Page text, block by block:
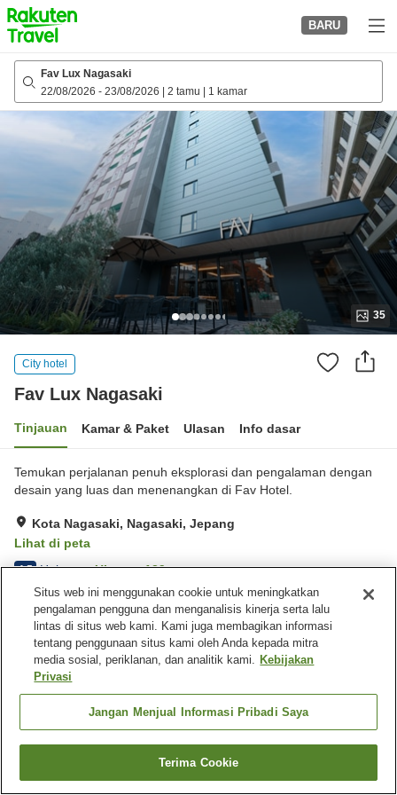
to
top
page
BARU
Fav Lux Nagasaki
22/08/2026 - 23/08/2026 2 tamu 1 kamar
35
City hotel
Fav Lux Nagasaki
Tinjauan Kamar & Paket Ulasan Info dasar
Temukan perjalanan penuh eksplorasi dan pengalaman dengan
desain yang luas dan menenangkan di Fav Hotel.
Kota Nagasaki, Nagasaki, Jepang
Lihat di peta
4.5 Hebat Ulasan:129
Fasilitas properti
Tempat parkir
Mandi jet
Sauna
Kafe
Jepang Nagasaki
Kota Nagasaki
Fav Lux Nagasaki
Cari kamar
Situs web ini menggunakan cookie untuk meningkatkan
pengalaman pengguna dan menganalisis kinerja serta lalu
lintas di situs web kami. Kami juga membagikan informasi
tentang penggunaan situs kami oleh Anda kepada mitra
media sosial, periklanan, dan analitik kami. Kebijakan
Privasi
Jangan Menjual Informasi Pribadi Saya
Terima Cookie